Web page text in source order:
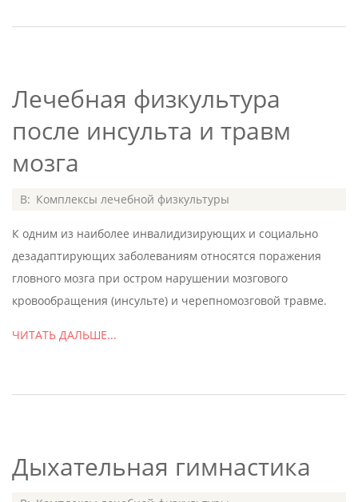
Лечебная физкультура
после инсульта и травм
мозга
2020-
08
В: Комплексы лечебной физкультуры
К одним из наиболее инвалидизирующих и социально
дезадаптирующих заболеваниям относятся поражения
гловного мозга при остром нарушении мозгового
кровообращения (инсульте) и черепномозговой травме.
ЧИТАТЬ ДАЛЬШЕ...
Дыхательная гимнастика